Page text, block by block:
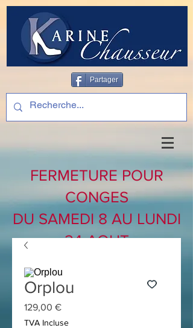
Partager
FERMETURE POUR
CONGES
DU SAMEDI 8 AU LUNDI
24 AOUT
Orplou
129,00 €Prix
TVA Incluse